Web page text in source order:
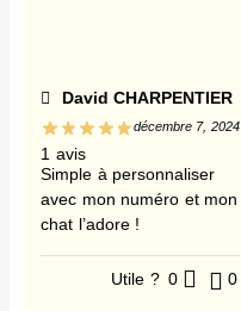
David CHARPENTIER
1 avis
décembre 7, 2024
Simple à personnaliser
avec mon numéro et mon
chat l’adore !
Utile ? 0 0